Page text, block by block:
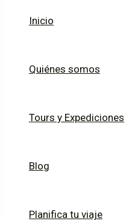
Inicio
Quiénes somos
Tours y Expediciones
Blog
Planifica tu viaje